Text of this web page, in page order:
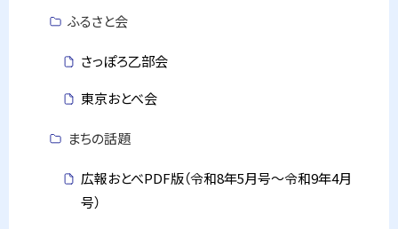
ふるさと会
さっぽろ乙部会
東京おとべ会
まちの話題
広報おとべPDF版（令和8年5月号～令和9年4月
号）